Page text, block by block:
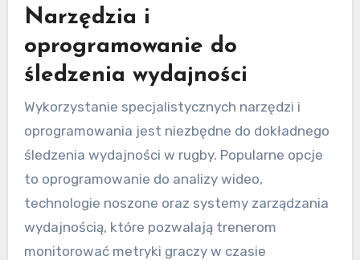
Narzędzia i
oprogramowanie do
śledzenia wydajności
Wykorzystanie specjalistycznych narzędzi i
oprogramowania jest niezbędne do dokładnego
śledzenia wydajności w rugby. Popularne opcje
to oprogramowanie do analizy wideo,
technologie noszone oraz systemy zarządzania
wydajnością, które pozwalają trenerom
monitorować metryki graczy w czasie